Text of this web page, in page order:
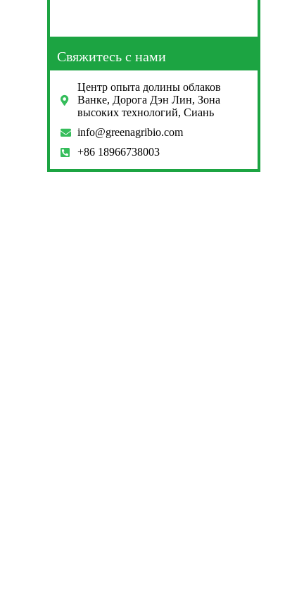
Свяжитесь с нами
Центр опыта долины облаков
Ванке, Дорога Дэн Лин, Зона
высоких технологий, Сиань
info@greenagribio.com
+86 18966738003